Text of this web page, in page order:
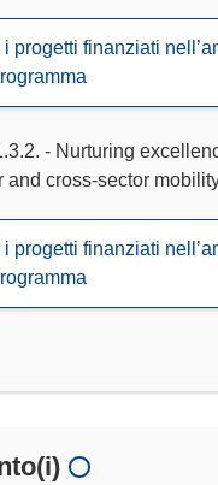
i progetti finanziati
- Nurturing
and cross-sector
i progetti finanziati